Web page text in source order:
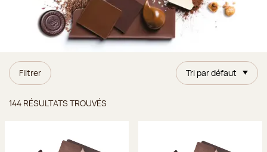
Filtrer Tri par défaut
144 RÉSULTATS TROUVÉS